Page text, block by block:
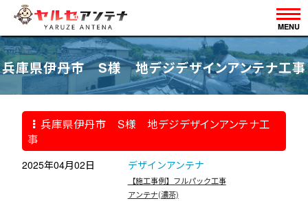
MENU
兵庫県伊丹市 S様 地デジデザインアンテナ工事
兵庫県伊丹市 S様 地デジデザインアンテナ工
事
2025年04月02日 デザインアンテナ
【施工事例】フルパック工事
アンテナ(濃茶)